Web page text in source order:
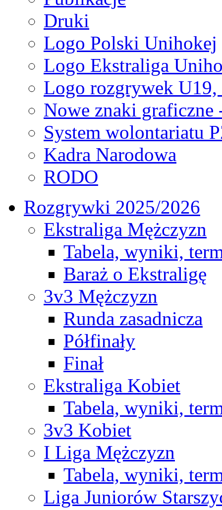
Druki
Logo Polski Unihokej
Logo Ekstraliga
Logo rozgrywek
Nowe znaki graficzne
System wolontariatu
Kadra Narodowa
RODO
Rozgrywki 2025/2026
Ekstraliga Mężczyzn
Tabela, wyniki,
Baraż o Ekstraligę
3v3 Mężczyzn
Runda zasadnicza
Półfinały
Finał
Ekstraliga Kobiet
Tabela, wyniki,
3v3 Kobiet
I Liga Mężczyzn
Tabela, wyniki,
Liga Juniorów